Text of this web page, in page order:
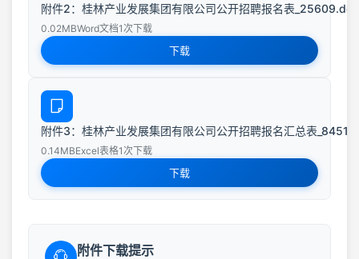
附件2：桂林产业发展集团有限公司公开招聘报名表
0.02MBWord文档1次下载
下载
附件3：桂林产业发展集团有限公司公开招聘报名汇总表
0.14MBExcel表格1次下载
下载
附件下载提示